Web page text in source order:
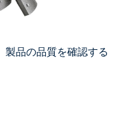
製品の品質を確認する